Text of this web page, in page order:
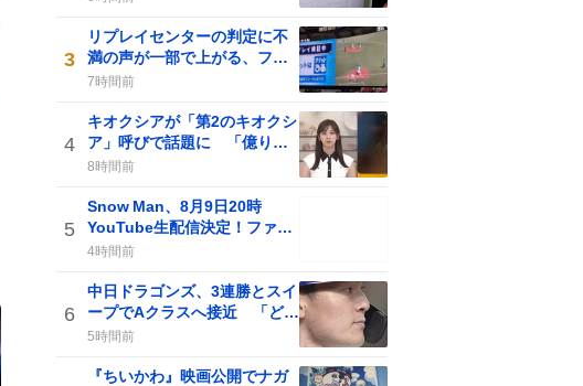
3
リプレイセンターの判定に不
満の声が一部で上がる、ファ
ンは「アウトだって！」と意
7時間前
4
キオクシアが「第2のキオクシ
ア」呼びで話題に 「億り人
量産年」の期待が一部で広が
8時間前
5
Snow Man、8月9日20時
YouTube生配信決定！ファン
歓喜の“やったー”が止まらな
4時間前
6
中日ドラゴンズ、3連勝とスイ
ープでAクラスへ接近 「どら
ほー！」と歓喜の声が広が
こる
5時間前
『ちいかわ』映画公開でナガ